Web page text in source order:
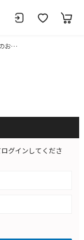
夏季休業期間のお知らせ
グインしてくださ